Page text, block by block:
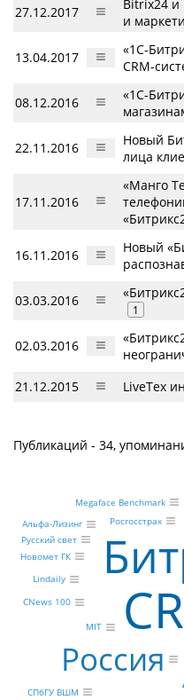
27.12.2017
Bitrix24 и
и
13.04.2017
«1С-
CRM-
08.12.2016
«1С-
22.11.2016
Новый
лица
17.11.2016
«Манго
16.11.2016
Новый
03.03.2016
1
02.03.2016
21.12.2015 LiveTex
Публикаций - 34,
Россия
Альфа-Лизинг
Русский свет
Новомет ГК
Lindaily
Росгосстрах
CNews 100
MIT
СПбГУ ВШМ
Megaface Benchmark